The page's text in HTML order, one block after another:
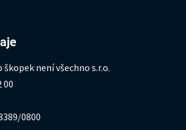
škopek není všechno s.r.o.
00
0800